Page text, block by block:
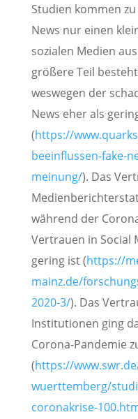
Studien kommen
News nur einen
sozialen Medien
größere Teil
weswegen der
News eher als
(https://
beeinflussen-fake-
meinung/). Das
während der
Vertrauen in Social
gering ist (https://
mainz.de/
2020-3/). Das
Institutionen ging
Corona-Pandemie
(https://
wuerttemberg/
coronakrise-